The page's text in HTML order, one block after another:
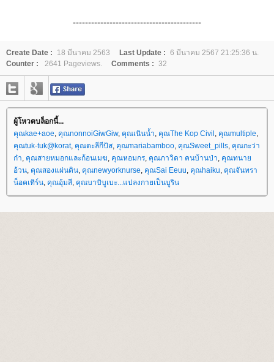
------------------------------------------
Create Date : 18 มีนาคม 2563 Last Update : 6 มีนาคม 2567 21:25:36 น.
Counter :
2641 Pageviews. Comments : 32
ผู้โหวตบล็อกนี้...
คุณkae+aoe, คุณnonnoiGiwGiw, คุณเนินน้ำ, คุณThe Kop Civil , คุณmultiple,
คุณtuk-tuk@korat, คุณตะลีกีปัส, คุณmariabamboo, คุณSweet_pills, คุณกะว่า
ก๋า, คุณสายหมอกและก้อนเมฆ, คุณหอมกร, คุณภาวิดา คนบ้านป่า, คุณทนา
อ้วน, คุณสองแผ่นดิน, คุณnewyorknurse, คุณSai Eeuu, คุณhaiku, คุณจันทรา
น็อคเทิร์น, คุณอุ้มสี, คุณบาบิบูเบะ...แปลงกายเป็นบูริน